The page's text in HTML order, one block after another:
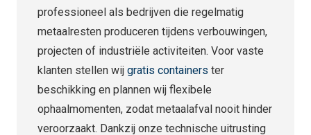
professioneel als bedrijven die regelmatig
metaalresten produceren tijdens verbouwingen,
projecten of industriële activiteiten. Voor vaste
klanten stellen wij gratis containers ter
beschikking en plannen wij flexibele
ophaalmomenten, zodat metaalafval nooit hinder
veroorzaakt. Dankzij onze technische uitrusting